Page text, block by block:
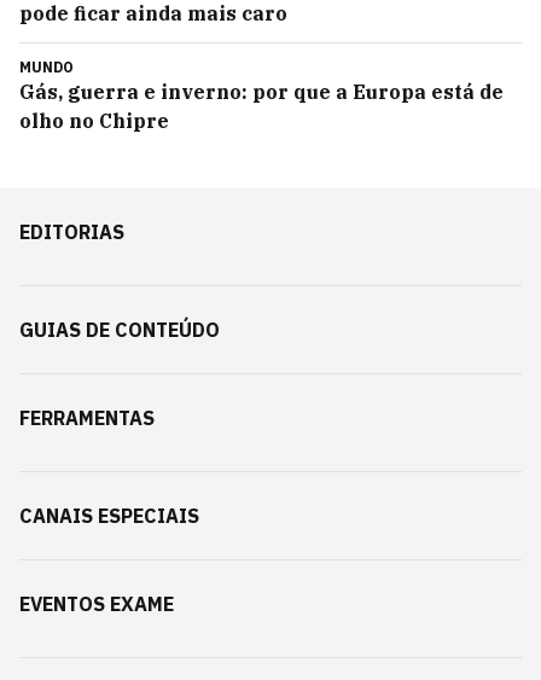
pode ficar ainda mais caro
MUNDO
Gás, guerra e inverno: por que a Europa está de
olho no Chipre
EDITORIAS
GUIAS DE CONTEÚDO
FERRAMENTAS
CANAIS ESPECIAIS
EVENTOS EXAME